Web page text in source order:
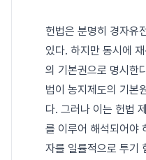
헌법은 분명히 경자유
있다. 하지만 동시에
의 기본권으로 명시한
법이 농지제도의 기본
다. 그러나 이는 헌법
를 이루어 해석되어야
자를 일률적으로 투기